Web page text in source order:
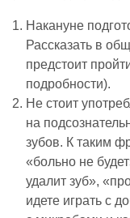
Накануне
Рассказать в
предстоит
подробности).
Не стоит
на
зубов. К таким
«больно не
удалит зуб»,
идете играть с